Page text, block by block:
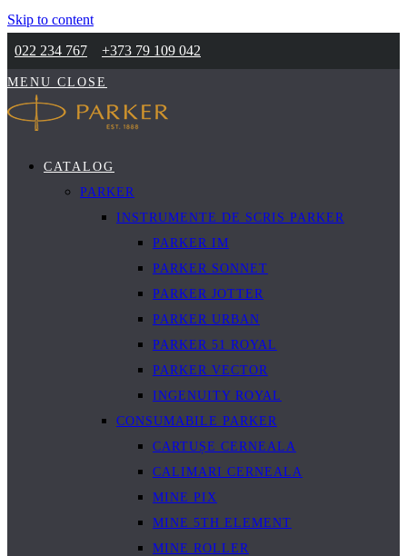
Skip to content
022 234 767
+373 79 109 042
MENU CLOSE
CATALOG
PARKER
INSTRUMENTE DE SCRIS PARKER
PARKER IM
PARKER SONNET
PARKER JOTTER
PARKER URBAN
PARKER 51 ROYAL
PARKER VECTOR
INGENUITY ROYAL
CONSUMABILE PARKER
CARTUȘE CERNEALA
CALIMARI CERNEALA
MINE PIX
MINE 5TH ELEMENT
MINE ROLLER